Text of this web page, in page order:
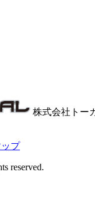
株式会社トー
プ
reserved.